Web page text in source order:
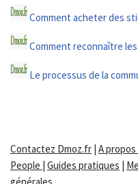
Comment acheter des
Comment reconnaître
Le processus de la
Contactez Dmoz.fr | A
People | Guides pratiques |